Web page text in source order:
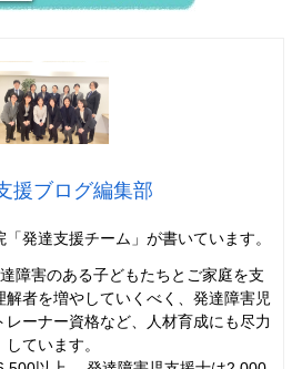
援ブログ編集部
発達支援チーム」 が書いています。
障害のある子どもたちとご家庭を支
者を増やしていくべく、発達障害児
ーナー資格など、人材育成にも尽力
しています。